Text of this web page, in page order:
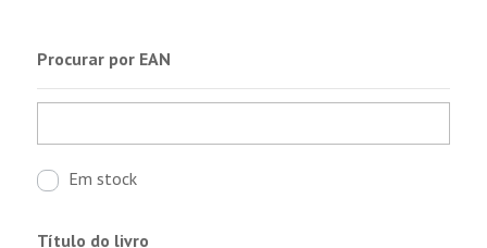
Procurar por EAN
Em stock
Título do livro